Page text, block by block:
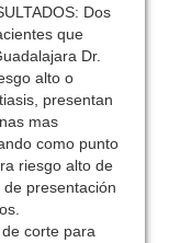
Dos
que
Dr.
alto o
presentan
mas
como punto
riesgo alto de
presentación
corte para